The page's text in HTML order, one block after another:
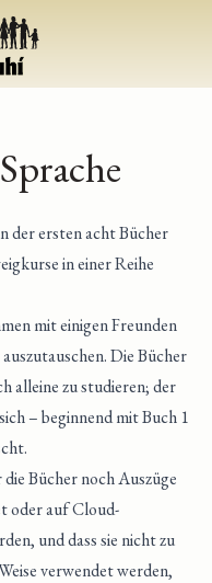
der ersten acht Bücher
in einer Reihe
mit einigen Freunden
Die Bücher
alleine zu studieren; der
– beginnend mit Buch 1
Bücher noch Auszüge
oder auf Cloud-
und dass sie nicht zu
verwendet werden,